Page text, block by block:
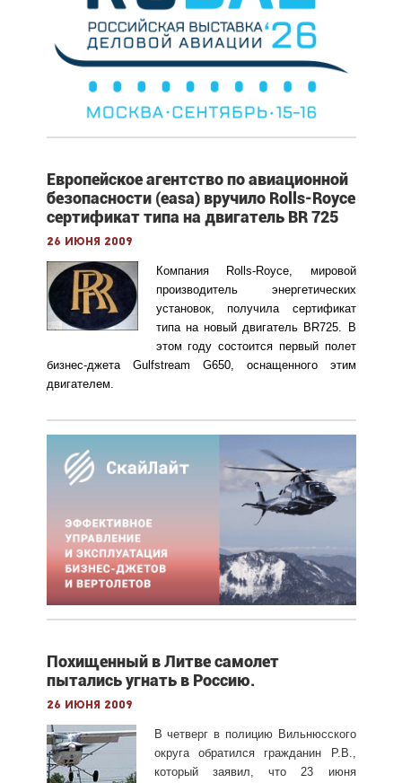
Европейское агентство по авиационной
безопасности (easa) вручило Rolls-Royce
сертификат типа на двигатель BR 725
26 июня 2009
Компания Rolls-Royce, мировой
производитель энергетических
установок, получила сертификат
типа на новый двигатель BR725. В
этом году состоится первый полет
бизнес-джета Gulfstream G650, оснащенного этим
двигателем.
Похищенный в Литве самолет
пытались угнать в Россию.
26 июня 2009
В четверг в полицию Вильнюсского
округа обратился гражданин Р.В.,
который заявил, что 23 июня